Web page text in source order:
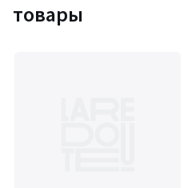
товары